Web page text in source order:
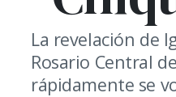
La revelación de
Rosario Central
rápidamente se